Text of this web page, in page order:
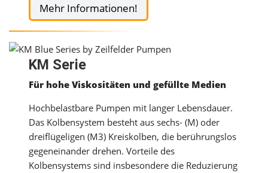
Mehr Informationen!
KM Serie
Für hohe Viskositäten und gefüllte Medien
Hochbelastbare Pumpen mit langer Lebensdauer.
Das Kolbensystem besteht aus sechs- (M) oder
dreiflügeligen (M3) Kreiskolben, die berührungslos
gegeneinander drehen. Vorteile des
Kolbensystems sind insbesondere die Reduzierung